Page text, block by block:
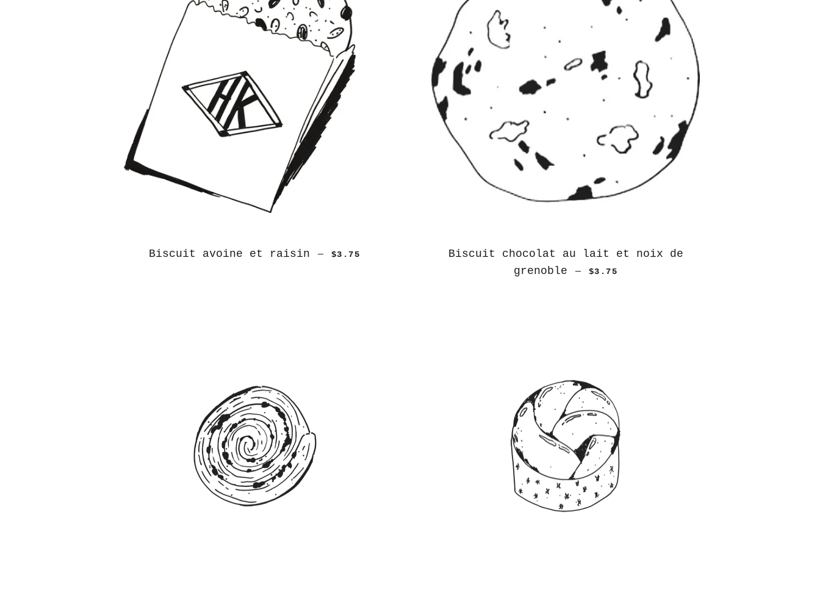
Biscuit avoine et raisin — $3.75
Biscuit chocolat au lait et noix de
grenoble
— $3.75